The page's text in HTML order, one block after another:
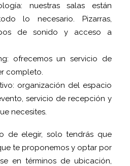
nuestras salas están
lo necesario. Pizarras,
de sonido y acceso a
ofrecemos un servicio de
completo.
organización del espacio
servicio de recepción y
necesites.
de elegir, solo tendrás que
te proponemos y optar por
en términos de ubicación,